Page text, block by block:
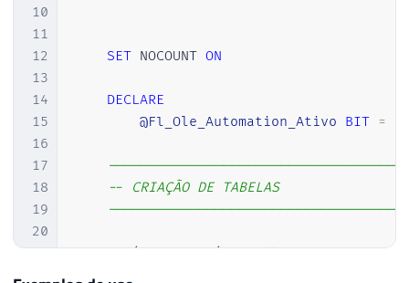
10
11
12
13
14
15
16
17
18
19
20
21
SET NOCOUNT ON
DECLARE
@Fl_Ole_Automation_Ativo BIT =
-- CRIAÇÃO DE TABELAS
IF (OBJECT_ID(